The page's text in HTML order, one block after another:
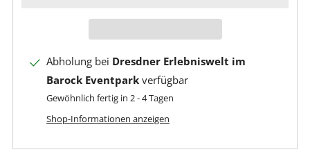
Abholung bei Dresdner Erlebniswelt im
Barock Eventpark verfügbar
Gewöhnlich fertig in 2 - 4 Tagen
Shop-Informationen anzeigen